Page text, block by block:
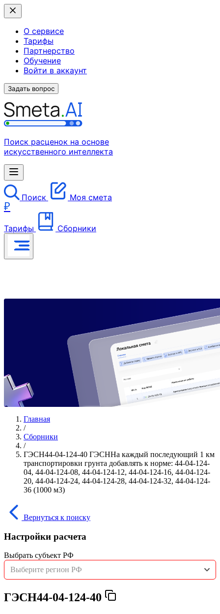
О сервисе
Тарифы
Партнерство
Обучение
Войти в аккаунт
Задать вопрос
Поиск расценок на основе
искусственного интеллекта
Поиск Моя смета
₽
Тарифы Сборники
Главная
/
Сборники
/
ГЭСН44-04-124-40 ГЭСННа каждый последующий 1 км
транспортировки грунта добавлять к норме: 44-04-124-
04, 44-04-124-08, 44-04-124-12, 44-04-124-16, 44-04-124-
20, 44-04-124-24, 44-04-124-28, 44-04-124-32, 44-04-124-
36 (1000 м3)
Вернуться к поиску
Настройки расчета
Выбрать субъект РФ
Выберите регион РФ
ГЭСН44-04-124-40